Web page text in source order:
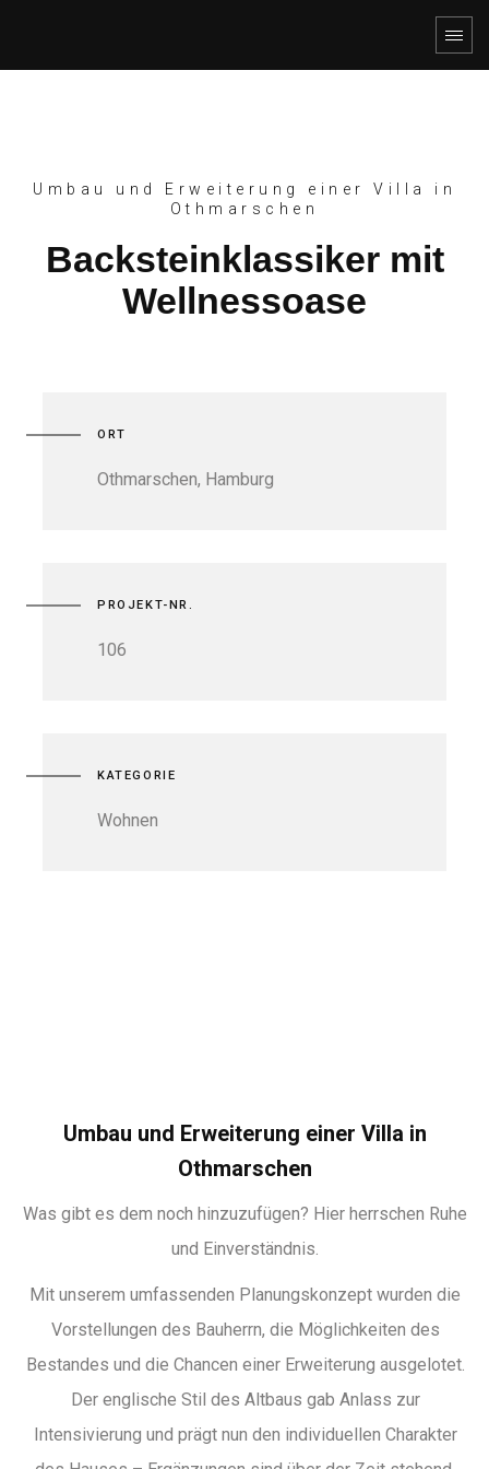
Umbau und Erweiterung einer Villa in
Othmarschen
Backsteinklassiker mit
Wellnessoase
ORT
Othmarschen, Hamburg
PROJEKT-NR.
106
KATEGORIE
Wohnen
Umbau und Erweiterung einer Villa in
Othmarschen
Was gibt es dem noch hinzuzufügen? Hier herrschen Ruhe
und Einverständnis.
Mit unserem umfassenden Planungskonzept wurden die
Vorstellungen des Bauherrn, die Möglichkeiten des
Bestandes und die Chancen einer Erweiterung ausgelotet.
Der englische Stil des Altbaus gab Anlass zur
Intensivierung und prägt nun den individuellen Charakter